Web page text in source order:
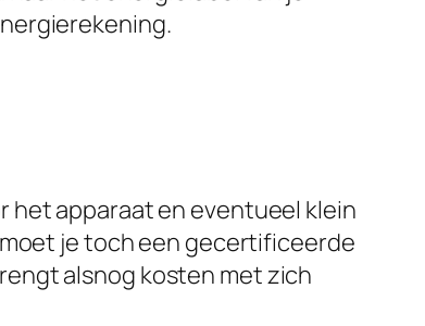
het apparaat en eventueel klein
je toch een gecertificeerde
alsnog kosten met zich